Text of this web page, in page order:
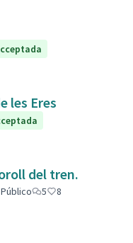
les Eres
del tren.
5
8